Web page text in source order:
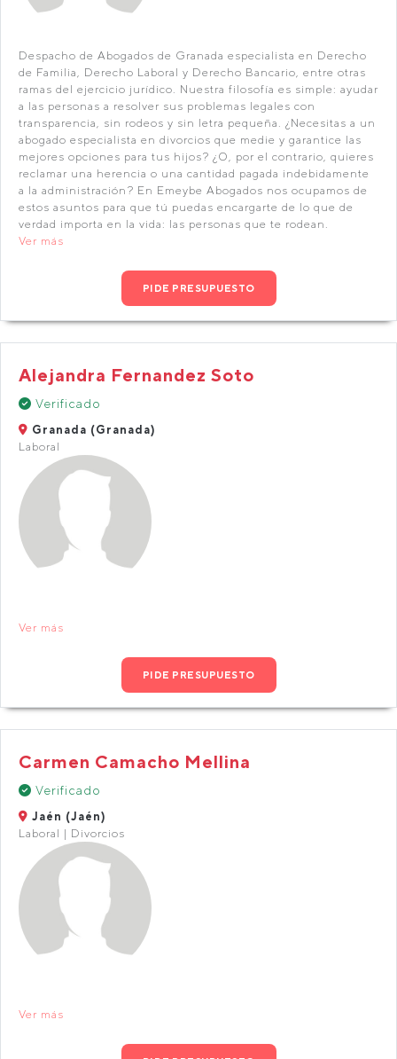
Despacho de Abogados de Granada especialista en Derecho
de Familia, Derecho Laboral y Derecho Bancario, entre otras
ramas del ejercicio jurídico. Nuestra filosofía es simple: ayudar
a las personas a resolver sus problemas legales con
transparencia, sin rodeos y sin letra pequeña. ¿Necesitas a un
abogado especialista en divorcios que medie y garantice las
mejores opciones para tus hijos? ¿O, por el contrario, quieres
reclamar una herencia o una cantidad pagada indebidamente
a la administración? En Emeybe Abogados nos ocupamos de
estos asuntos para que tú puedas encargarte de lo que de
verdad importa en la vida: las personas que te rodean.
Ver más
PIDE PRESUPUESTO
Alejandra Fernandez Soto
Verificado
Granada (Granada)
Laboral
Ver más
PIDE PRESUPUESTO
Carmen Camacho Mellina
Verificado
Jaén (Jaén)
Laboral | Divorcios
Ver más